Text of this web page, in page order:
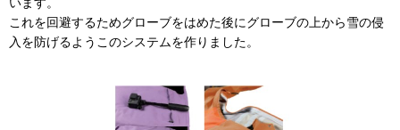
これを回避するためグローブをはめた後にグローブの上から雪の侵
入を防げるようこのシステムを作りました。